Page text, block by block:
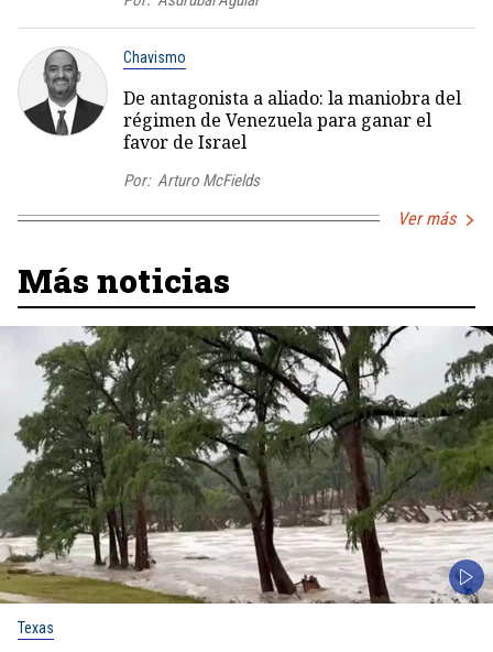
Chavismo
De antagonista a aliado: la maniobra del
régimen de Venezuela para ganar el
favor de Israel
Por: Arturo McFields
Ver más
Más noticias
Texas